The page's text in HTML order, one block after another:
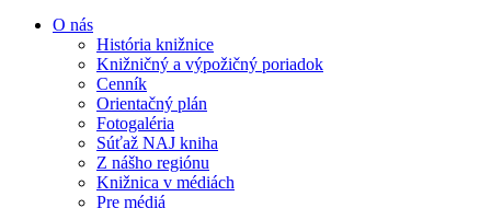
O nás
História knižnice
Knižničný a výpožičný poriadok
Cenník
Orientačný plán
Fotogaléria
Súťaž NAJ kniha
Z nášho regiónu
Knižnica v médiách
Pre médiá